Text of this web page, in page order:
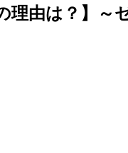
由は？】～